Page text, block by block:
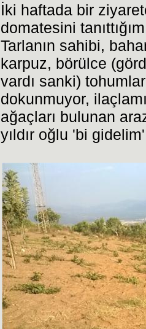
İki haftada bir
domatesini
Tarlanın sahibi,
karpuz, börülce
vardı sanki)
dokunmuyor,
ağaçları bulunan
yıldır oğlu 'bi